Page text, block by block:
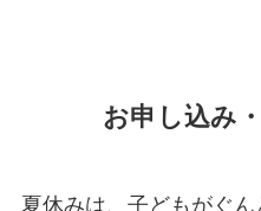
お申し込み
夏休みは、子どもがぐ